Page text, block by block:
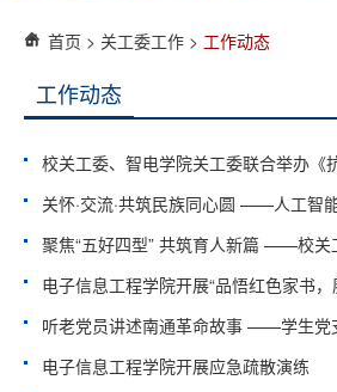
首页 > 关工委工作 > 工作动态
工作动态
电子信息工程学院开展应急疏散演练